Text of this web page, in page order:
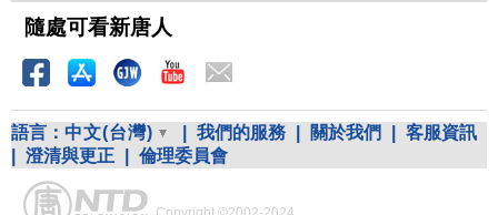
隨處可看新唐人
語言： 中文(台灣) 我們的服務 關於我們
客服資訊
澄清與更正 倫理委員會